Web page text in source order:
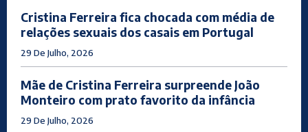
Cristina Ferreira fica chocada com média de
relações sexuais dos casais em Portugal
29 De Julho, 2026
Mãe de Cristina Ferreira surpreende João
Monteiro com prato favorito da infância
29 De Julho, 2026